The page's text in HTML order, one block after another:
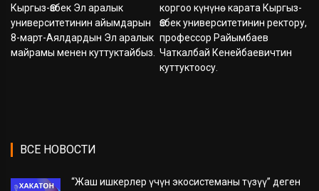
Кыргыз-Өзбек Эл аралык
университетинин айымдарын
8-март-Аялдардын Эл аралык
майрамы менен куттуктайбыз.
коргоо күнүнө карата Кыргыз-
Өзбек университетинин ректору,
профессор Райымбаев
Чаткалбай Кенейбаевичтин
куттуктоосу.
ВСЕ НОВОСТИ
“Жаш ишкерлер үчүн экосистеманы түзүү” деген